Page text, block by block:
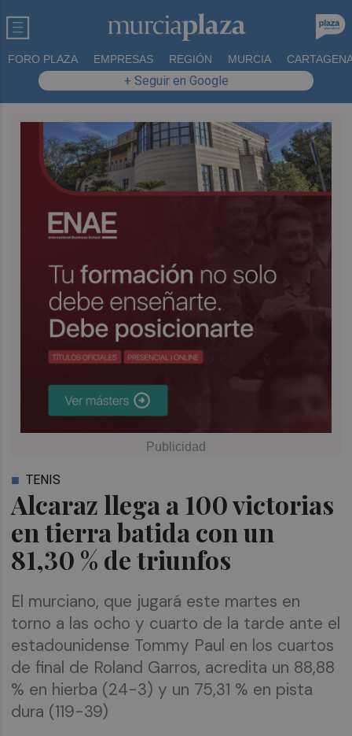
FORO PLAZA EMPRESAS REGIÓN MURCIA
+ Seguir en Google
Alcaraz llega a 100 victorias
en tierra batida con un
81,30 % de triunfos
TENIS
El murciano, que jugará este martes en
torno a las ocho y cuarto de la tarde ante el
estadounidense Tommy Paul en los cuartos
de final de Roland Garros, acredita un 88,88
% en hierba (24-3) y un 75,31 % en pista
dura (119-39)